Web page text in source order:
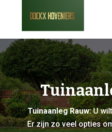
Tuinaanleg Rauw:U
Er zijn zo veel opties